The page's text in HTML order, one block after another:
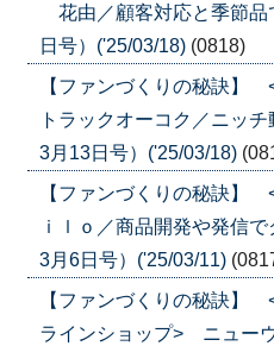
花由／顧客対応と季節品
日号）('25/03/18) (0818)
【ファンづくりの秘訣】
トラックオーコク／ニッ
3月13日号）('25/03/18)
【ファンづくりの秘訣】
ｉｌｏ／商品開発や発信
3月6日号）('25/03/11)
【ファンづくりの秘訣】
ラインショップ> ニュー